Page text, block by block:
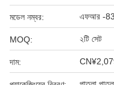
মডেল নম্বর: এফআর -
MOQ: ২টি সেট
দাম: